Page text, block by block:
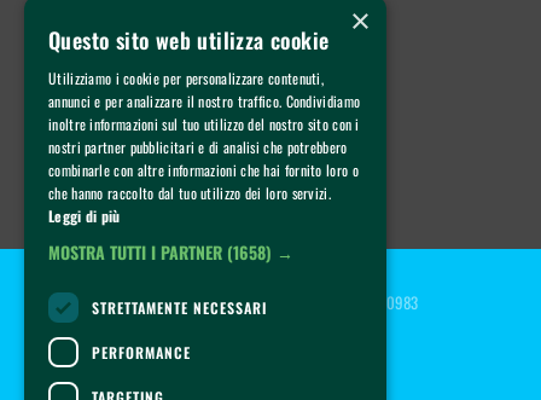
A2 Femminile
Giovanili
Summer Camp
CONTATTI
Copyright © 2022 AN Brescia - P.IVA 04112160983
×
Questo sito web utilizza cookie
Utilizziamo i cookie per personalizzare contenuti,
annunci e per analizzare il nostro traffico. Condividiamo
inoltre informazioni sul tuo utilizzo del nostro sito con i
nostri partner pubblicitari e di analisi che potrebbero
combinarle con altre informazioni che hai fornito loro o
che hanno raccolto dal tuo utilizzo dei loro servizi.
Leggi di più
MOSTRA TUTTI I PARTNER (1658) →
STRETTAMENTE NECESSARI
PERFORMANCE